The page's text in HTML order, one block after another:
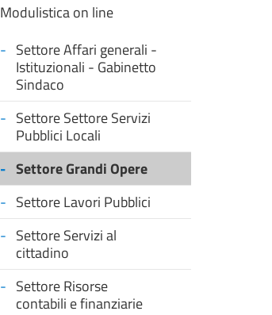
Modulistica on line
Settore Affari generali -
Istituzionali - Gabinetto
Sindaco
Settore Settore Servizi
Pubblici Locali
Settore Grandi Opere
Settore Lavori Pubblici
Settore Servizi al
cittadino
Settore Risorse
contabili e finanziarie